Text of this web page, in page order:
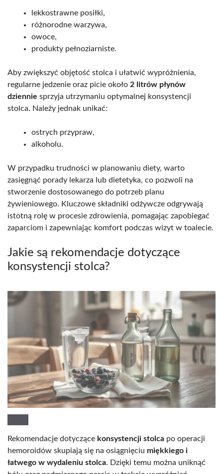
lekkostrawne posiłki,
różnorodne warzywa,
owoce,
produkty pełnoziarniste.
Aby zwiększyć objętość stolca i ułatwić wypróżnienia,
regularne jedzenie oraz picie około 2 litrów płynów
dziennie sprzyja utrzymaniu optymalnej konsystencji
stolca. Należy jednak unikać:
ostrych przypraw,
alkoholu.
W przypadku trudności w planowaniu diety, warto
zasięgnąć porady lekarza lub dietetyka, co pozwoli na
stworzenie dostosowanego do potrzeb planu
żywieniowego. Kluczowe składniki odżywcze odgrywają
istotną rolę w procesie zdrowienia, pomagając zapobiegać
zaparciom i zapewniając komfort podczas wizyt w toalecie.
Jakie są rekomendacje dotyczące
konsystencji stolca?
Rekomendacje dotyczące konsystencji stolca po operacji
hemoroidów skupiają się na osiągnięciu miękkiego i
łatwego w wydaleniu stolca. Dzięki temu można uniknąć